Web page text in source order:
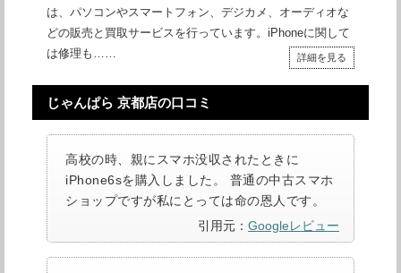
は、パソコンやスマートフォン、デジカメ、オーディオな
どの販売と買取サービスを行っています。iPhoneに関して
は修理も……
詳細を見る
じゃんぱら 京都店の口コミ
高校の時、親にスマホ没収されたときに
iPhone6sを購入しました。 普通の中古スマホ
ショップですが私にとっては命の恩人です。
引用元： Googleレビュー